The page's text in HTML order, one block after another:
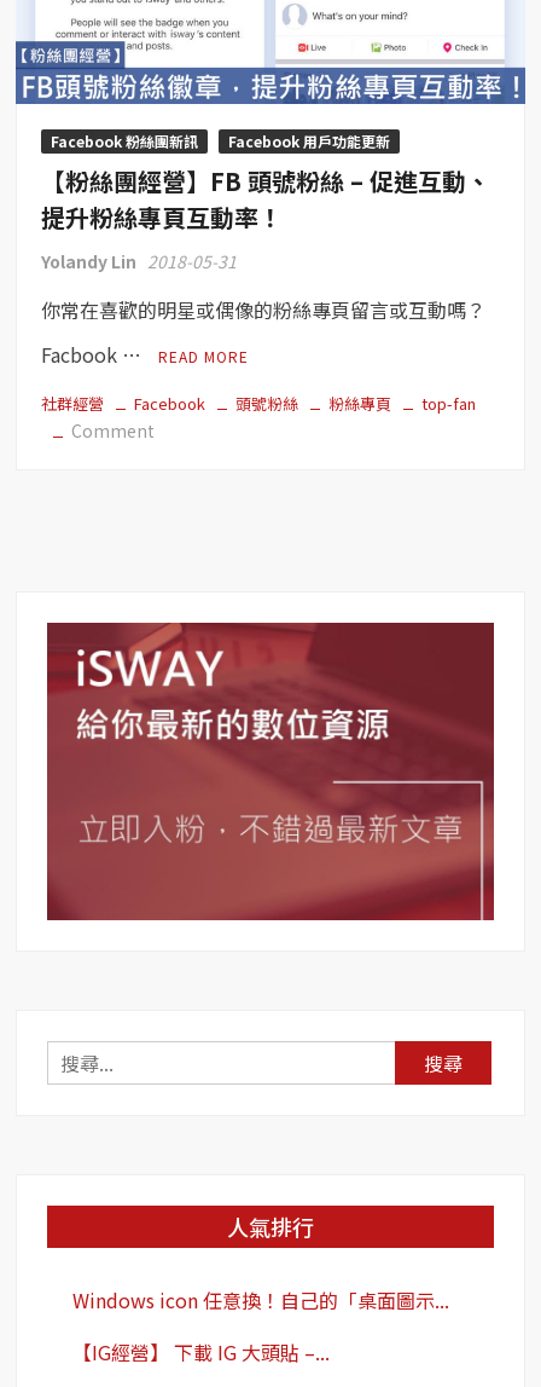
能
？
不
只
按
讚，
FB
多
了
兩
新
按
Facebook 粉絲團新訊 Facebook 用戶功能更新
【粉絲團經營】FB 頭號粉絲 – 促進互動、
提升粉絲專頁互動率！
Yolandy Lin 2018-05-31
你常在喜歡的明星或偶像的粉絲專頁留言或互動嗎？
Facbook …
READ MORE
社群經營 Facebook 頭號粉絲 粉絲專頁 top-fan
Comment
頭
號
粉
絲
–
互
動、
互
尋
人氣排行
Windows icon 任意換！自己的「桌面圖示...
【IG經營】 下載 IG 大頭貼 –...